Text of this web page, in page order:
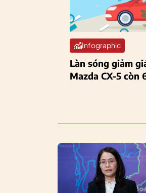
Infographic
Làn sóng giảm
Mazda CX-5 còn